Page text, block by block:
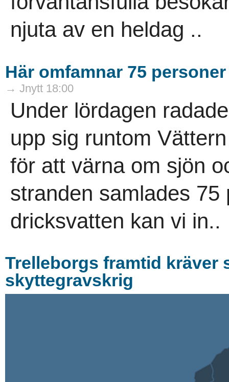
njuta av en heldag ..
Här omfamnar 75
→ Jnytt 18:00
Under lördagen
upp sig runtom
för att värna om sjön
stranden samlades 75
dricksvatten kan vi in..
Trelleborgs framtid kräver
skyttegravskrig